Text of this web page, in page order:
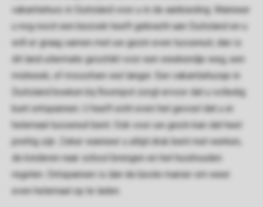
vakantiehuis in Duitsland voor u in de aanbieding. Wanneer
u nog nooit een bezoek heeft gebracht aan Duitsland en u
wilt er graag samen met uw gezin even tussenuit, dan is
dit land uitermate geschikt voor een weekendje weg, een
midweek, of misschien wel langer. Een vakantiehuisje in
Duitsland boeken bij Roompot zorgt ervoor dat u volledig
kunt ontspannen. U heeft echt even het gevoel dat u er
helemaal tussenuit bent. Ook voor uw gezin kan dat heel
prettig zijn. Zeker wanneer u altijd druk bent met werken,
de kinderen naar school brengen en het huishouden
regelen. Ontspannen is dan de beste manier om weer
even helemaal op te laden.